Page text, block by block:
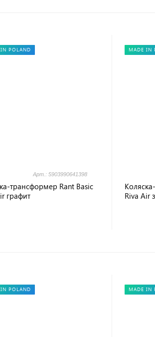
POLAND
Арт.: 5903990641398
трансформер Rant Basic
графит
MADE IN
Riva Air
POLAND MADE IN